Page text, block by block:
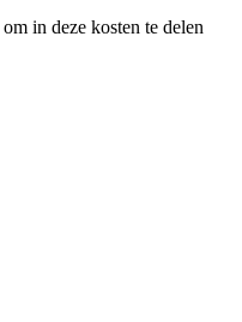
in deze kosten te delen